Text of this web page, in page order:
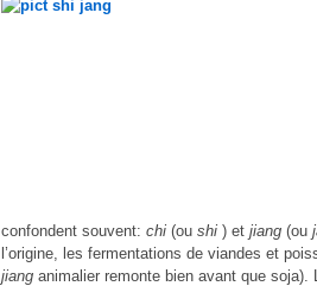
confondent souvent: chi (ou shi ) et jiang (ou
l’origine, les fermentations de viandes et
jiang animalier remonte bien avant que soja).